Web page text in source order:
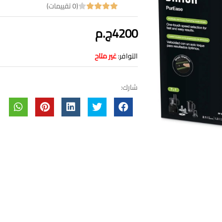
(0 تقييمات)
4200ج.م
التوافر:غير متاح
شارك: